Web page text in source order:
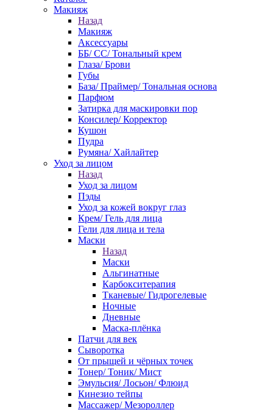
Макияж
Назад
Макияж
Аксессуары
ББ/ СС/ Тональный крем
Глаза/ Брови
Губы
База/ Праймер/ Тональная основа
Парфюм
Затирка для маскировки пор
Консилер/ Корректор
Кушон
Пудра
Румяна/ Хайлайтер
Уход за лицом
Назад
Уход за лицом
Пэды
Уход за кожей вокруг глаз
Крем/ Гель для лица
Гели для лица и тела
Маски
Назад
Маски
Альгинатные
Карбокситерапия
Тканевые/ Гидрогелевые
Ночные
Дневные
Маска-плёнка
Патчи для век
Сыворотка
От прыщей и чёрных точек
Тонер/ Тоник/ Мист
Эмульсия/ Лосьон/ Флюид
Кинезио тейпы
Массажер/ Мезороллер